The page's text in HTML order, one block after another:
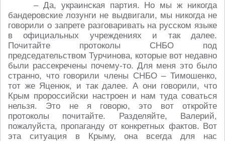
– Да, украинская партия. Но мы ж никогда
бандеровские лозунги не выдвигали, мы никогда не
говорили о запрете разговаривать на русском языке
в официальных учреждениях и так далее.
Почитайте протоколы СНБО под
председательством Турчинова, которые вот недавно
были рассекречены почему-то. Для меня это было
странно, что говорили члены СНБО – Тимошенко,
тот же Яценюк, и так далее. А они говорили, что
Крым пророссийски настроен и нам туда соваться
нельзя. Это не я говорю, это вот откройте
протоколы почитайте. Разделяйте, Валерий,
пожалуйста, пропаганду от конкретных фактов. Вот
эта ситуация в Крыму, она всегда для нас